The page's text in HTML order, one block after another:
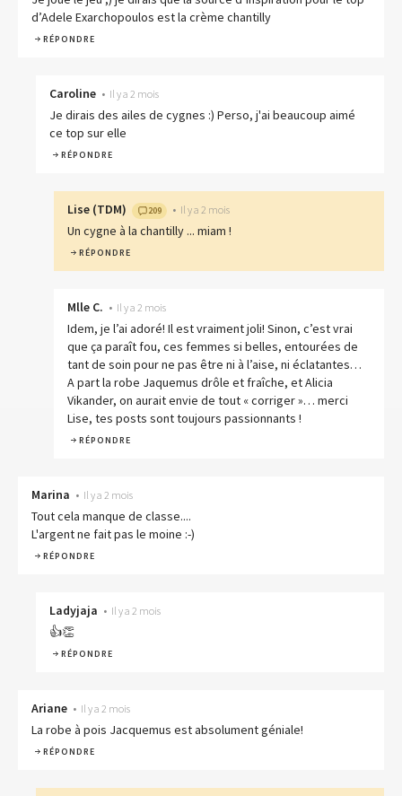
d’Adele Exarchopoulos est la crème chantilly
RÉPONDRE
Caroline • Il y a 2 mois
Je dirais des ailes de cygnes :) Perso, j'ai beaucoup aimé
ce top sur elle
RÉPONDRE
Lise (TDM) 209 • Il y a 2 mois
Un cygne à la chantilly ... miam !
RÉPONDRE
Mlle C. • Il y a 2 mois
Idem, je l’ai adoré! Il est vraiment joli! Sinon, c’est vrai
que ça paraît fou, ces femmes si belles, entourées de
tant de soin pour ne pas être ni à l’aise, ni éclatantes…
A part la robe Jaquemus drôle et fraîche, et Alicia
Vikander, on aurait envie de tout « corriger »… merci
Lise, tes posts sont toujours passionnants !
RÉPONDRE
Marina • Il y a 2 mois
Tout cela manque de classe....
L'argent ne fait pas le moine :-)
RÉPONDRE
Ladyjaja • Il y a 2 mois
👍👏
RÉPONDRE
Ariane • Il y a 2 mois
La robe à pois Jacquemus est absolument géniale!
RÉPONDRE